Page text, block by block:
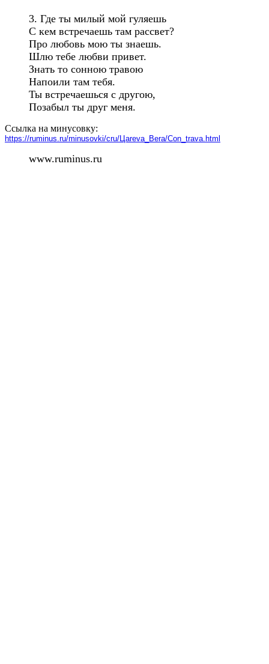
3. Где ты милый мой гуляешь
С кем встречаешь там рассвет?
Про любовь мою ты знаешь.
Шлю тебе любви привет.
Знать то сонною травою
Напоили там тебя.
Ты встречаешься с другою,
Ссылка на минусовку:
https://ruminus.ru/minusovki/cru/Цareva_Вera/Сon_trava.html
www.ruminus.ru